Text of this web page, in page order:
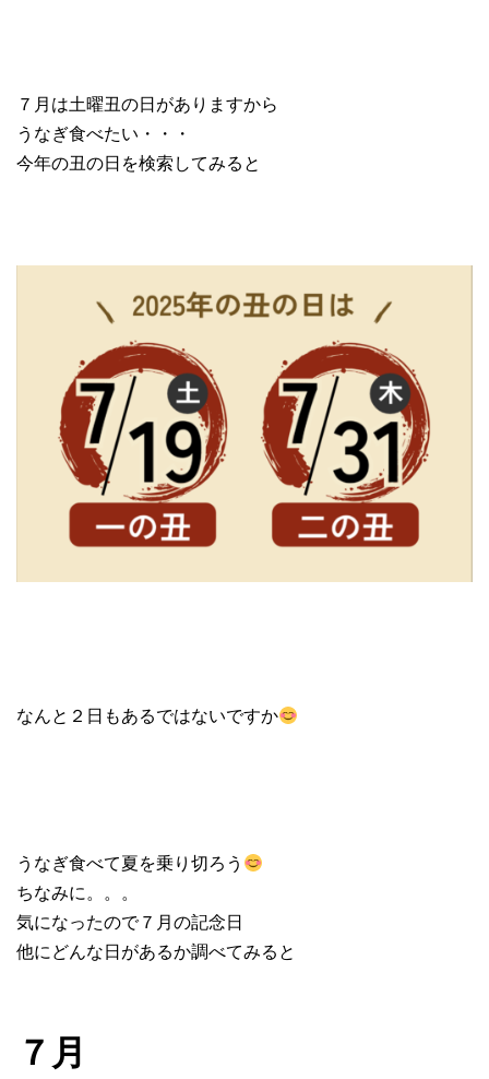
７月は土曜丑の日がありますから
うなぎ食べたい・・・
今年の丑の日を検索してみると
なんと２日もあるではないですか
うなぎ食べて夏を乗り切ろう
ちなみに。。。
気になったので７月の記念日
他にどんな日があるか調べてみると
７月